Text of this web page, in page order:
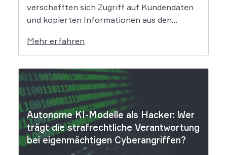
verschafften sich Zugriff auf Kundendaten
und kopierten Informationen aus den
Folgen das Datenleck für Betroffene hat, ist
derzeit noch nicht vollständig absehbar. Der
Mobilitätsanbieter Ryde hat seine Kunden
über einen Sicherheitsvorfall informiert.
Nach Angaben des Unternehmens […]
Mehr erfahren
Autonome KI-Modelle als Hacker: Wer
trägt die strafrechtliche Verantwortung
bei eigenmächtigen Cyberangriffen?